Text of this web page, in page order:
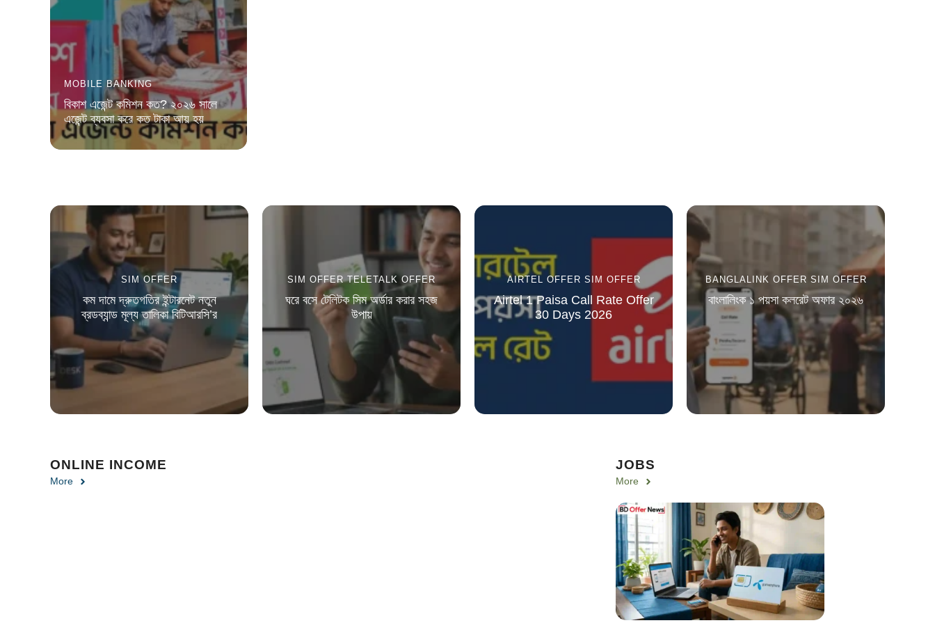
MOBILE BANKING
বিকাশ এজেন্ট কমিশন কত? ২০২৬ সালে
এজেন্ট ব্যবসা করে কত টাকা আয় হয়
SIM OFFER
কম দামে দ্রুতগতির ইন্টারনেট নতুন
ব্রডব্যান্ড মূল্য তালিকা বিটিআরসি’র
SIM OFFER TELETALK OFFER
ঘরে বসে টেলিটক সিম অর্ডার করার সহজ
উপায়
AIRTEL OFFER SIM OFFER
Airtel 1 Paisa Call Rate Offer
30 Days 2026
BANGLALINK OFFER SIM OFFER
বাংলালিংক ১ পয়সা কলরেট অফার ২০২৬
ONLINE INCOME
More
JOBS
More